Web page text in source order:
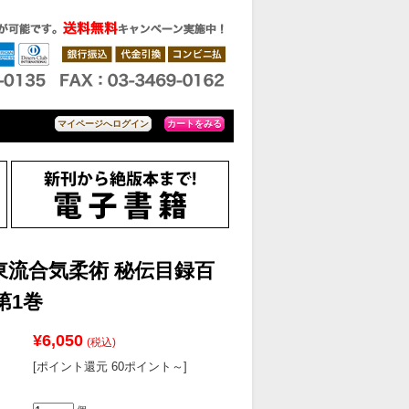
マイページへログイン カートをみる
合気柔術 秘伝目録百
1巻
¥6,050 (税込)
[ポイント還元 60ポイント～]